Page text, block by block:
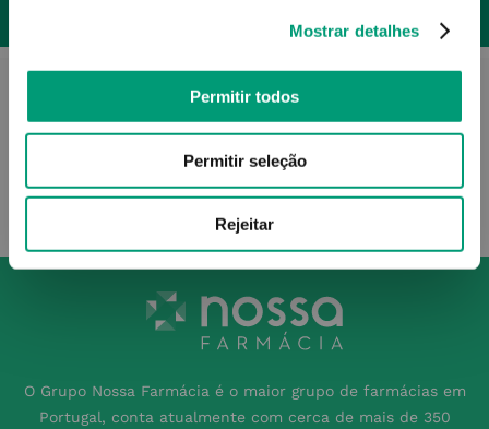
Mostrar detalhes
Permitir todos
Permitir seleção
Rejeitar
O Grupo Nossa Farmácia é o maior grupo de farmácias em
Portugal, conta atualmente com cerca de mais de 350